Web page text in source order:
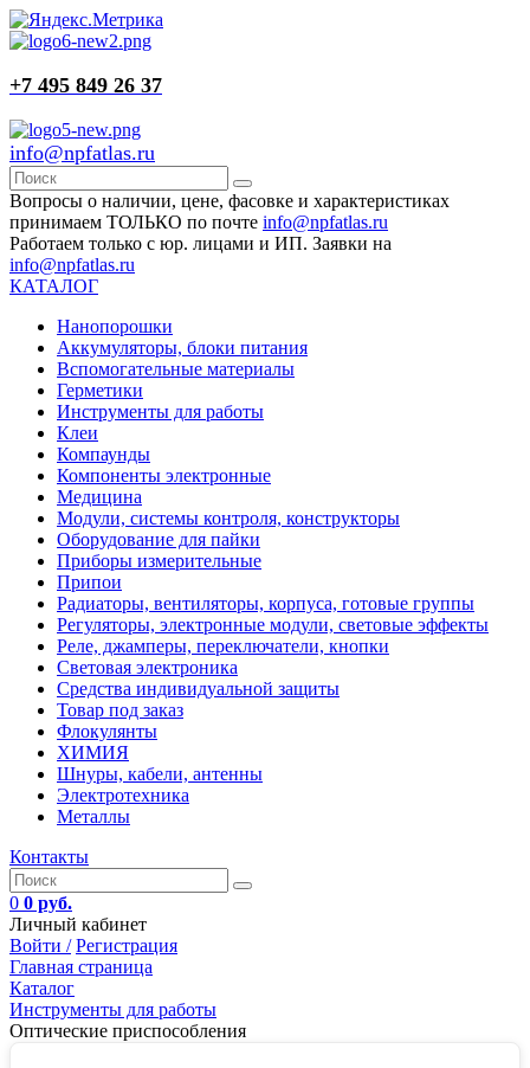
+7 495 849 26 37
info@npfatlas.ru
Вопросы о наличии, цене, фасовке и характеристиках
принимаем ТОЛЬКО по почте info@npfatlas.ru
Работаем только с юр. лицами и ИП. Заявки на
info@npfatlas.ru
КАТАЛОГ
Нанопорошки
Аккумуляторы, блоки питания
Вспомогательные материалы
Герметики
Инструменты для работы
Клеи
Компаунды
Компоненты электронные
Медицина
Модули, системы контроля, конструкторы
Оборудование для пайки
Приборы измерительные
Припои
Радиаторы, вентиляторы, корпуса, готовые группы
Регуляторы, электронные модули, световые эффекты
Реле, джамперы, переключатели, кнопки
Световая электроника
Средства индивидуальной защиты
Товар под заказ
Флокулянты
ХИМИЯ
Шнуры, кабели, антенны
Электротехника
Металлы
Контакты
0 0 руб.
Личный кабинет
Войти / Регистрация
Главная страница
Каталог
Инструменты для работы
Оптические приспособления